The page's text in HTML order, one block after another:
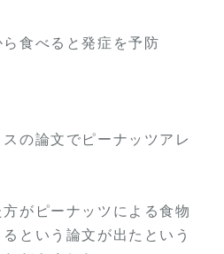
食べると発症を予防
の論文でピーナッツアレ
がピーナッツによる食物
という論文が出たという